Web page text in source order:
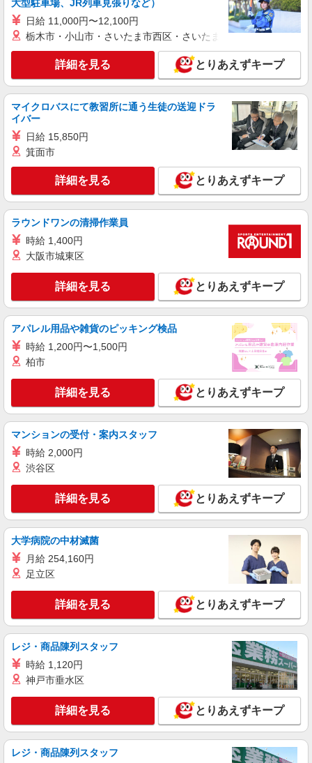
大型駐車場、JR列車見張りなど）
日給 11,000円〜12,100円
栃木市・小山市・さいたま市西区・さいたま市岩槻区・久喜市・
詳細を見る とりあえずキープ
マイクロバスにて教習所に通う生徒の送迎ドラ
イバー
日給 15,850円
箕面市
詳細を見る とりあえずキープ
ラウンドワンの清掃作業員
時給 1,400円
大阪市城東区
詳細を見る とりあえずキープ
アパレル用品や雑貨のピッキング検品
時給 1,200円〜1,500円
柏市
詳細を見る とりあえずキープ
マンションの受付・案内スタッフ
時給 2,000円
渋谷区
詳細を見る とりあえずキープ
大学病院の中材滅菌
月給 254,160円
足立区
詳細を見る とりあえずキープ
レジ・商品陳列スタッフ
時給 1,120円
神戸市垂水区
詳細を見る とりあえずキープ
レジ・商品陳列スタッフ